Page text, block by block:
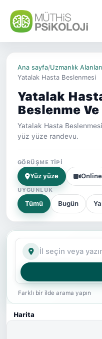
Ana sayfa/Uzmanlık Alanları
Yatalak Hasta Beslenmesi
Yatalak
Beslenme
Yatalak Hasta
yüz yüze randevu.
GÖRÜŞME TIPI
Yüz yüze Online
UYGUNLUK
Tümü Bugün
İl
Farklı bir ilde arama yapın
Harita